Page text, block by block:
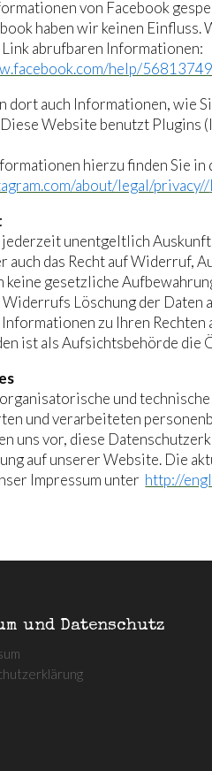
von Facebook
haben wir keinen
abrufbaren Informationen:
help/
dort auch Informationen, wie
Website benutzt Plugins
hierzu finden Sie in
about/legal/privacy//
jederzeit unentgeltlich
auch das Recht auf Widerruf,
keine gesetzliche
Widerrufs Löschung der Daten
Informationen zu Ihren
ist als Aufsichtsbehörde die
und
und verarbeiteten
uns vor, diese
auf unserer Website. Die
Impressum unter http://
und Datenschutz